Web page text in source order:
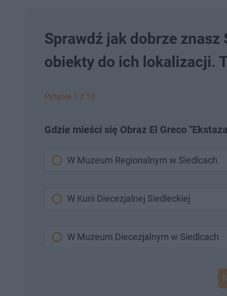
Sprawdź jak dobrze
obiekty do ich lokalizacji.
Pytanie 1 z 10
Gdzie mieści się Obraz El Greco
W Muzeum Regionalnym w Siedlcach
W Kurii Diecezjalnej Siedleckiej
W Muzeum Diecezjalnym w Siedlcach